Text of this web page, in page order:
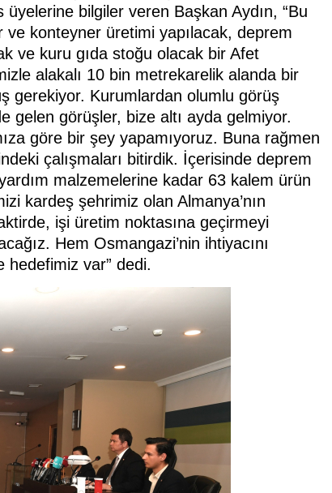
bilgiler veren Başkan Aydın, “Bu
ve konteyner üretimi yapılacak, deprem
ve kuru gıda stoğu olacak bir Afet
alakalı 10 bin metrekarelik alanda bir
gerekiyor. Kurumlardan olumlu görüş
gelen görüşler, bize altı ayda gelmiyor.
göre bir şey yapamıyoruz. Buna rağmen
çalışmaları bitirdik. İçerisinde deprem
malzemelerine kadar 63 kalem ürün
kardeş şehrimiz olan Almanya’nın
işi üretim noktasına geçirmeyi
Hem Osmangazi’nin ihtiyacını
hedefimiz var” dedi.